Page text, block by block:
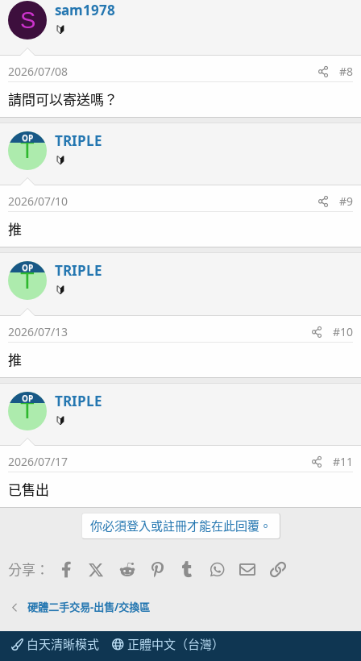
S sam1978
🔰
2026/07/08 #8
請問可以寄送嗎？
OP
T TRIPLE
🔰
2026/07/10 #9
推
OP
T TRIPLE
🔰
2026/07/13 #10
推
OP
T TRIPLE
🔰
2026/07/17 #11
已售出
你必須登入或註冊才能在此回覆。
分享： FacebookX (Twitter)
Reddit PinterestTumblrWhatsApp電子郵件
硬體二手交易-出售/交換區
白天清晰模式 正體中文（台灣）